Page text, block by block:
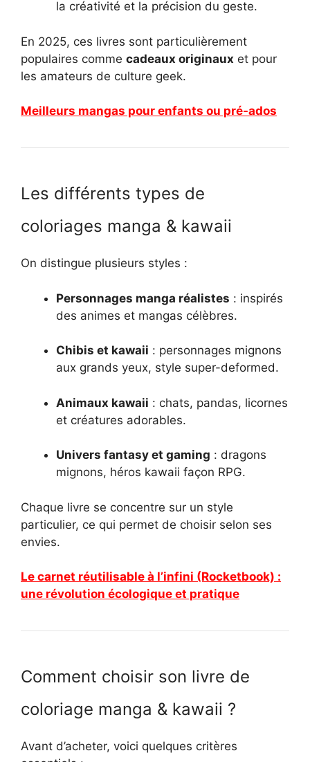
la créativité et la précision du geste.
En 2025, ces livres sont particulièrement
populaires comme cadeaux originaux et pour
les amateurs de culture geek.
Meilleurs mangas pour enfants ou pré-ados
Les différents types de
coloriages manga & kawaii
On distingue plusieurs styles :
Personnages manga réalistes : inspirés
des animes et mangas célèbres.
Chibis et kawaii : personnages mignons
aux grands yeux, style super-deformed.
Animaux kawaii : chats, pandas, licornes
et créatures adorables.
Univers fantasy et gaming : dragons
mignons, héros kawaii façon RPG.
Chaque livre se concentre sur un style
particulier, ce qui permet de choisir selon ses
envies.
Le carnet réutilisable à l’infini (Rocketbook) :
une révolution écologique et pratique
Comment choisir son livre de
coloriage manga & kawaii ?
Avant d’acheter, voici quelques critères